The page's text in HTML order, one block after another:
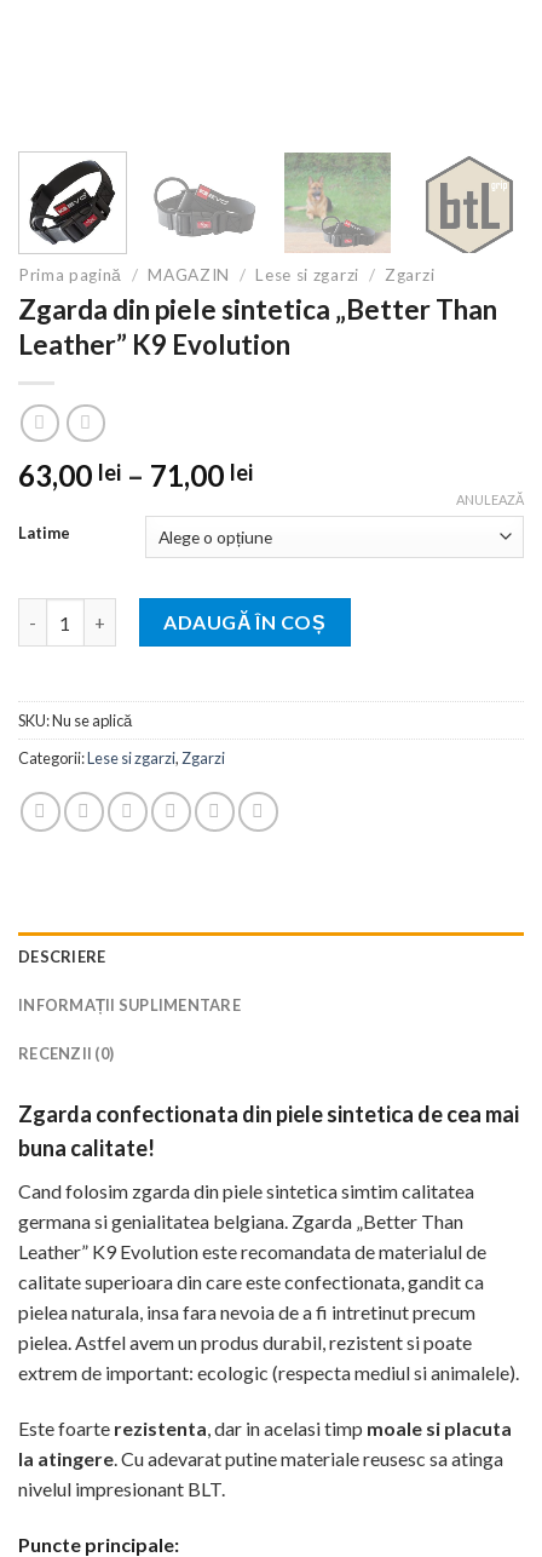
Prima pagină / MAGAZIN / Lese si zgarzi / Zgarzi
Zgarda din piele sintetica „Better Than
Leather” K9 Evolution
63,00 lei – 71,00 leiInterval
prețuri:
63,00 lei
până
la
71,00 lei
Latime
ANULEAZĂ
Cantitate Zgarda din piele sintetica "Better Than Leather" K9
ADAUGĂ ÎN COȘ
SKU:Nu se aplică
Categorii:Lese si zgarzi,Zgarzi
DESCRIERE
INFORMAȚII SUPLIMENTARE
RECENZII (0)
Zgarda confectionata din piele sintetica de cea mai
buna calitate!
Cand folosim zgarda din piele sintetica simtim calitatea
germana si genialitatea belgiana. Zgarda „Better Than
Leather” K9 Evolution este recomandata de materialul de
calitate superioara din care este confectionata, gandit ca
pielea naturala, insa fara nevoia de a fi intretinut precum
pielea. Astfel avem un produs durabil, rezistent si poate
extrem de important: ecologic (respecta mediul si animalele).
Este foarte rezistenta, dar in acelasi timp moale si placuta
la atingere. Cu adevarat putine materiale reusesc sa atinga
nivelul impresionant BLT.
Puncte principale: